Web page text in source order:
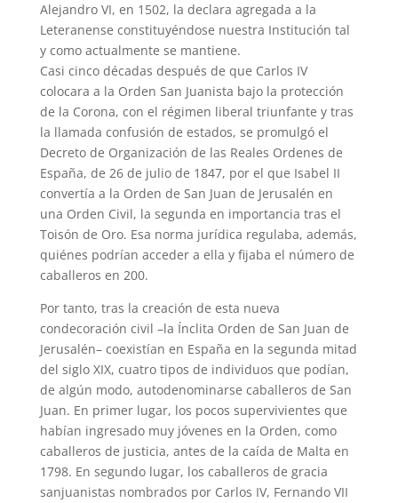
Alejandro VI, en 1502, la declara agregada a la
Leteranense constituyéndose nuestra Institución tal
y como actualmente se mantiene.
Casi cinco décadas después de que Carlos IV
colocara a la Orden San Juanista bajo la protección
de la Corona, con el régimen liberal triunfante y tras
la llamada confusión de estados, se promulgó el
Decreto de Organización de las Reales Ordenes de
España, de 26 de julio de 1847, por el que Isabel II
convertía a la Orden de San Juan de Jerusalén en
una Orden Civil, la segunda en importancia tras el
Toisón de Oro. Esa norma jurídica regulaba, además,
quiénes podrían acceder a ella y fijaba el número de
caballeros en 200.
Por tanto, tras la creación de esta nueva
condecoración civil –la Ínclita Orden de San Juan de
Jerusalén– coexistían en España en la segunda mitad
del siglo XIX, cuatro tipos de individuos que podían,
de algún modo, autodenominarse caballeros de San
Juan. En primer lugar, los pocos supervivientes que
habían ingresado muy jóvenes en la Orden, como
caballeros de justicia, antes de la caída de Malta en
1798. En segundo lugar, los caballeros de gracia
sanjuanistas nombrados por Carlos IV, Fernando VII